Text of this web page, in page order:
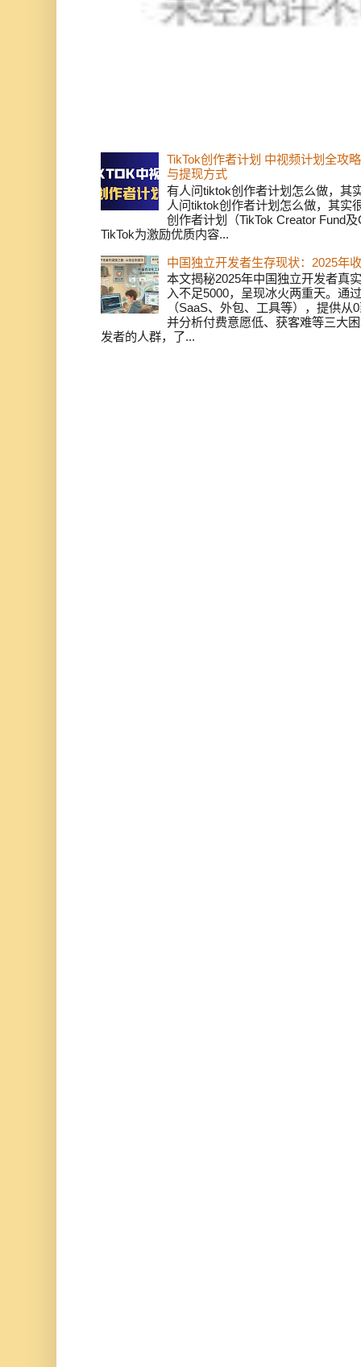
TikTok创作者计划 中视频计划全攻
与提现方式
有人问tiktok创作者计划怎么做，其
人问tiktok创作者计划怎么做，其实
创作者计划（TikTok Creator Fund
TikTok为激励优质内容...
中国独立开发者生存现状：2025年
本文揭秘2025年中国独立开发者真
入不足5000，呈现冰火两重天。通
（SaaS、外包、工具等），提供
并分析付费意愿低、获客难等三大
发者的人群，了...